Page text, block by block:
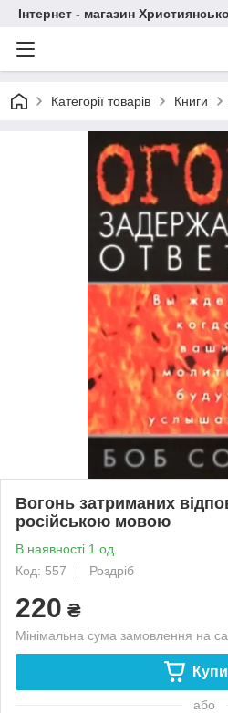
Інтернет - магазин
Категорії товарів Книги
Вогонь затриманих
російською мовою
В наявності 1 од.
Код: 557
Роздріб
220 ₴
Мінімальна сума замовлення на
або